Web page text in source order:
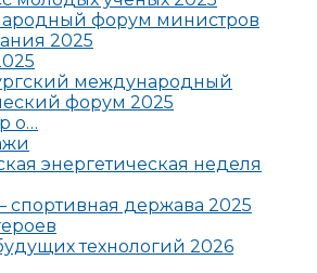
форум министров
2025
международный
форум 2025
о…
энергетическая неделя
спортивная держава 2025
технологий 2026